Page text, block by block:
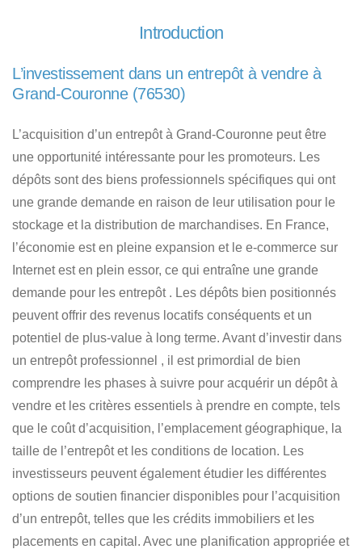
Introduction
L’investissement dans un entrepôt à vendre à
Grand-Couronne (76530)
L’acquisition d’un entrepôt à Grand-Couronne peut être
une opportunité intéressante pour les promoteurs. Les
dépôts sont des biens professionnels spécifiques qui ont
une grande demande en raison de leur utilisation pour le
stockage et la distribution de marchandises. En France,
l’économie est en pleine expansion et le e-commerce sur
Internet est en plein essor, ce qui entraîne une grande
demande pour les entrepôt . Les dépôts bien positionnés
peuvent offrir des revenus locatifs conséquents et un
potentiel de plus-value à long terme. Avant d’investir dans
un entrepôt professionnel , il est primordial de bien
comprendre les phases à suivre pour acquérir un dépôt à
vendre et les critères essentiels à prendre en compte, tels
que le coût d’acquisition, l’emplacement géographique, la
taille de l’entrepôt et les conditions de location. Les
investisseurs peuvent également étudier les différentes
options de soutien financier disponibles pour l’acquisition
d’un entrepôt, telles que les crédits immobiliers et les
placements en capital. Avec une planification appropriée et